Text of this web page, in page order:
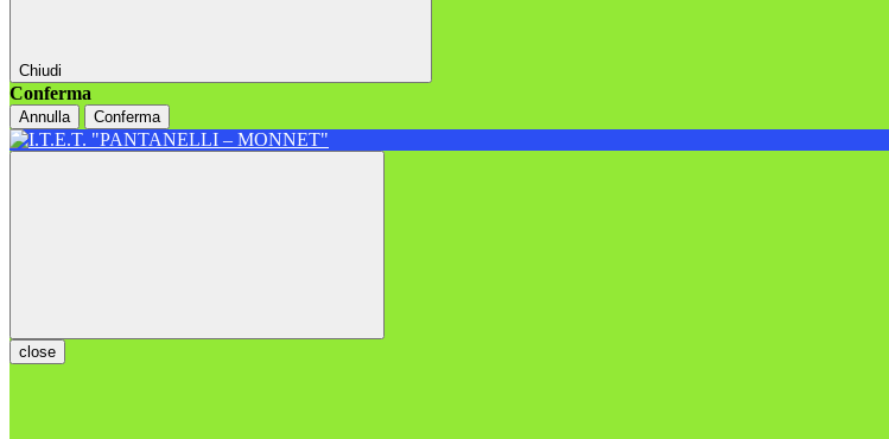
Chiudi
Conferma
Annulla Conferma
close